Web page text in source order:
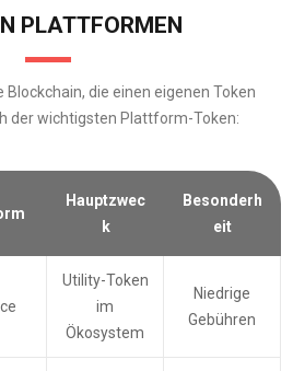
PLATTFORMEN
die einen eigenen Token
der wichtigsten Plattform-Token:
Hauptzwec
k
Besonderh
eit
Utility-Token
im
Ökosystem
Niedrige
Gebühren